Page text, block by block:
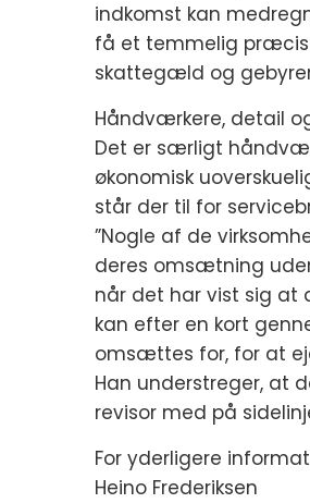
indkomst kan
få et temmelig
skattegæld og
Håndværkere, detail
Det er særligt
økonomisk
står der til for
”Nogle af de
deres omsætning
når det har vist sig at
kan efter en kort
omsættes for, for at
Han understreger, at
revisor med på
For yderligere
Heino Frederiksen